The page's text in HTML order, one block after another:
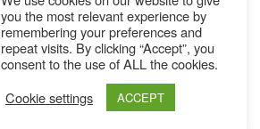
you the most relevant experience by
remembering your preferences and
repeat visits. By clicking “Accept”, you
consent to the use of ALL the cookies.
Cookie settings
ACCEPT